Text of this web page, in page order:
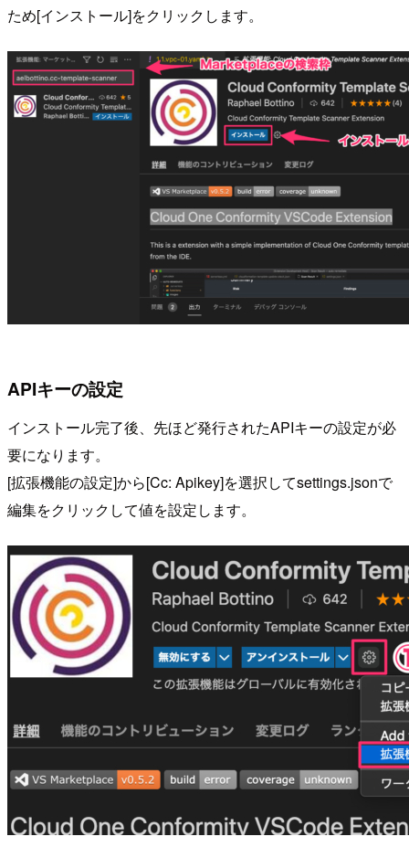
ため[インストール]をクリックします。
APIキーの設定
インストール完了後、先ほど発行されたAPIキーの設定が必
要になります。
[拡張機能の設定]から[Cc: Apikey]を選択してsettings.jsonで
編集をクリックして値を設定します。